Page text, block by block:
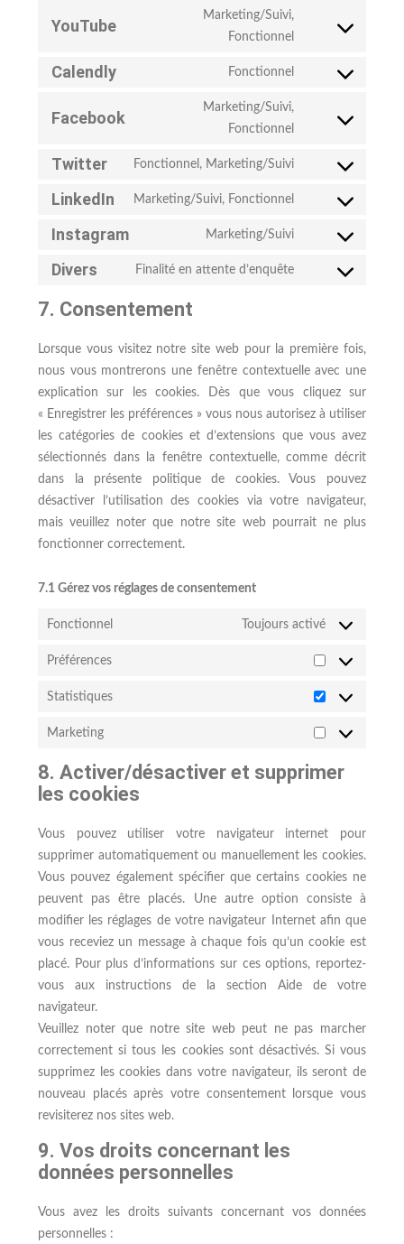
service
YouTube
Marketing/Suivi,
Fonctionnel
Consent
service
Calendly Fonctionnel
Consent
service
Facebook
Marketing/Suivi,
Fonctionnel
Consent
service
Twitter Fonctionnel, Marketing/Suivi
Consent
twitter
LinkedIn Marketing/Suivi, Fonctionnel
Consent
linkedin
Instagram Marketing/Suivi
Consent
Divers Finalité en attente d’enquête
Consent
divers
7. Consentement
Lorsque vous visitez notre site web pour la première fois,
nous vous montrerons une fenêtre contextuelle avec une
explication sur les cookies. Dès que vous cliquez sur
« Enregistrer les préférences » vous nous autorisez à utiliser
les catégories de cookies et d’extensions que vous avez
sélectionnés dans la fenêtre contextuelle, comme décrit
dans la présente politique de cookies. Vous pouvez
désactiver l’utilisation des cookies via votre navigateur,
mais veuillez noter que notre site web pourrait ne plus
fonctionner correctement.
7.1 Gérez vos réglages de consentement
Fonctionnel Toujours activé
Préférences
Préférences
Statistiques
Statistiques
Marketing
Marketing
8. Activer/désactiver et supprimer
les cookies
Vous pouvez utiliser votre navigateur internet pour
supprimer automatiquement ou manuellement les cookies.
Vous pouvez également spécifier que certains cookies ne
peuvent pas être placés. Une autre option consiste à
modifier les réglages de votre navigateur Internet afin que
vous receviez un message à chaque fois qu’un cookie est
placé. Pour plus d’informations sur ces options, reportez-
vous aux instructions de la section Aide de votre
navigateur.
Veuillez noter que notre site web peut ne pas marcher
correctement si tous les cookies sont désactivés. Si vous
supprimez les cookies dans votre navigateur, ils seront de
nouveau placés après votre consentement lorsque vous
revisiterez nos sites web.
9. Vos droits concernant les
données personnelles
Vous avez les droits suivants concernant vos données
personnelles :